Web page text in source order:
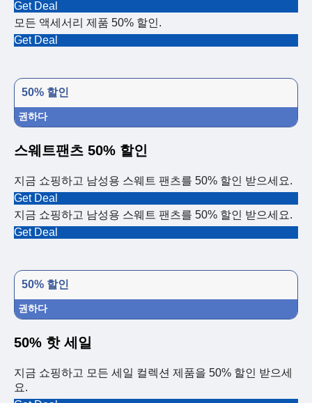
Get Deal
모든 액세서리 제품 50% 할인.
Get Deal
50% 할인
권하다
스웨트팬츠 50% 할인
지금 쇼핑하고 남성용 스웨트 팬츠를 50% 할인 받으세요.
Get Deal
지금 쇼핑하고 남성용 스웨트 팬츠를 50% 할인 받으세요.
Get Deal
50% 할인
권하다
50% 핫 세일
지금 쇼핑하고 모든 세일 컬렉션 제품을 50% 할인 받으세
요.